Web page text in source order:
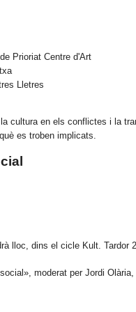
Prioriat Centre d'Art
Lletres
cultura en els conflictes i la
es troben implicats.
lloc, dins el cicle Kult. Tardor
moderat per Jordi